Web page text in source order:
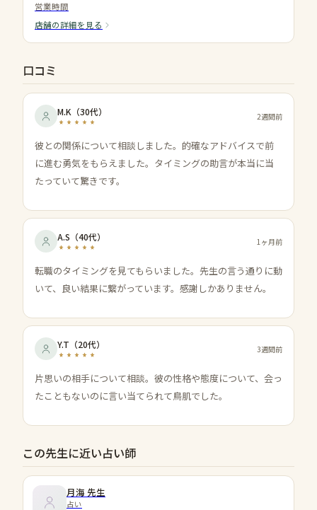
営業時間
店舗の詳細を見る
口コミ
M.K （30代） 2週間前
彼との関係について相談しました。的確なアドバイスで前
に進む勇気をもらえました。タイミングの助言が本当に当
たっていて驚きです。
A.S （40代） 1ヶ月前
転職のタイミングを見てもらいました。先生の言う通りに動
いて、良い結果に繋がっています。感謝しかありません。
Y.T （20代） 3週間前
片思いの相手について相談。彼の性格や態度について、会っ
たこともないのに言い当てられて鳥肌でした。
この先生に近い占い師
月海 先生
占い